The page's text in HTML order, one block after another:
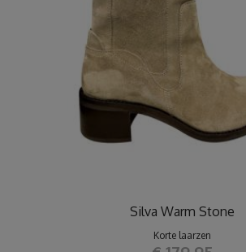
Silva Warm Stone
Korte laarzen